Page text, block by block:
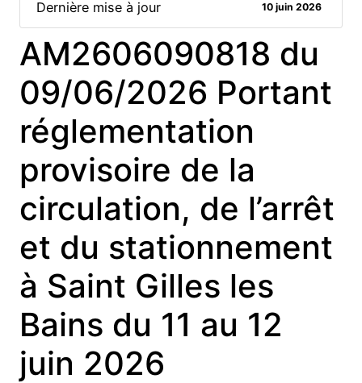
Dernière mise à jour 10 juin 2026
AM2606090818 du
09/06/2026 Portant
réglementation
provisoire de la
circulation, de l’arrêt
et du stationnement
à Saint Gilles les
Bains du 11 au 12
juin 2026